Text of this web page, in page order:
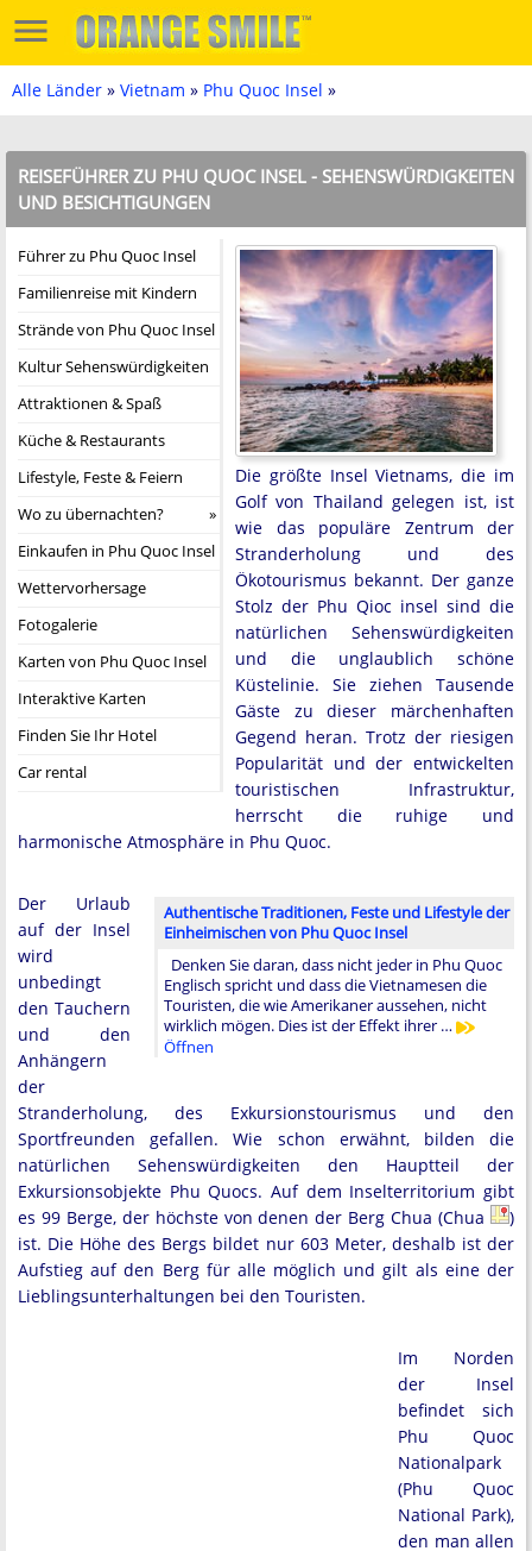
Alle Länder » Vietnam » Phu Quoc Insel »
REISEFÜHRER ZU PHU QUOC INSEL - SEHENSWÜRDIGKEITEN
UND BESICHTIGUNGEN
Führer zu Phu Quoc Insel
Familienreise mit Kindern
Strände von Phu Quoc Insel
Kultur Sehenswürdigkeiten
Attraktionen & Spaß
Küche & Restaurants
Lifestyle, Feste & Feiern
Wo zu übernachten?
Einkaufen in Phu Quoc Insel
Wettervorhersage
Fotogalerie
Karten von Phu Quoc Insel
Interaktive Karten
Finden Sie Ihr Hotel
Car rental
Die größte Insel Vietnams, die im
Golf von Thailand gelegen ist, ist
wie das populäre Zentrum der
Stranderholung und des
Ökotourismus bekannt. Der ganze
Stolz der Phu Qioc insel sind die
natürlichen Sehenswürdigkeiten
und die unglaublich schöne
Küstelinie. Sie ziehen Tausende
Gäste zu dieser märchenhaften
Gegend heran. Trotz der riesigen
Popularität und der entwickelten
touristischen Infrastruktur,
herrscht die ruhige und
harmonische Atmosphäre in Phu Quoc.
Authentische Traditionen, Feste und Lifestyle der
Einheimischen von Phu Quoc Insel
Denken Sie daran, dass nicht jeder in Phu Quoc
Englisch spricht und dass die Vietnamesen die
Touristen, die wie Amerikaner aussehen, nicht
wirklich mögen. Dies ist der Effekt ihrer …
Öffnen
Der Urlaub
auf der Insel
wird
unbedingt
den Tauchern
und den
Anhängern
der
Stranderholung, des Exkursionstourismus und den
Sportfreunden gefallen. Wie schon erwähnt, bilden die
natürlichen Sehenswürdigkeiten den Hauptteil der
Exkursionsobjekte Phu Quocs. Auf dem Inselterritorium gibt
es 99 Berge, der höchste von denen der Berg Chua (Chua
)
ist. Die Höhe des Bergs bildet nur 603 Meter, deshalb ist der
Aufstieg auf den Berg für alle möglich und gilt als eine der
Lieblingsunterhaltungen bei den Touristen.
Im Norden
der Insel
befindet sich
Phu Quoc
Nationalpark
(Phu Quoc
National Park),
den man allen